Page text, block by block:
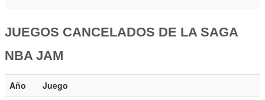
JUEGOS CANCELADOS DE LA SAGA
NBA JAM
Año
Juego